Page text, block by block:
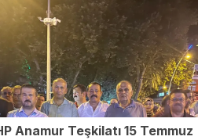
Anamur Teşkilatı 15 Temmuz